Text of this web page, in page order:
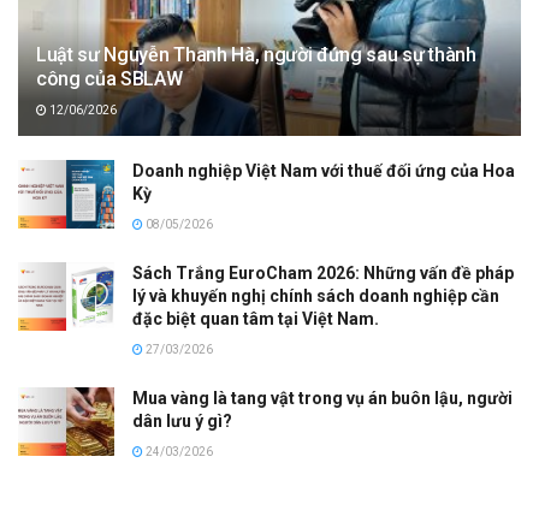
Luật sư Nguyễn Thanh Hà, người đứng sau sự thành
công của SBLAW
12/06/2026
Doanh nghiệp Việt Nam với thuế đối ứng của Hoa
Kỳ
08/05/2026
Sách Trắng EuroCham 2026: Những vấn đề pháp
lý và khuyến nghị chính sách doanh nghiệp cần
đặc biệt quan tâm tại Việt Nam.
27/03/2026
Mua vàng là tang vật trong vụ án buôn lậu, người
dân lưu ý gì?
24/03/2026